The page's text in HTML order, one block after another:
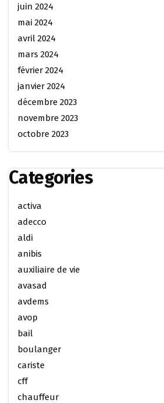
juin 2024
mai 2024
avril 2024
mars 2024
février 2024
janvier 2024
décembre 2023
novembre 2023
octobre 2023
Categories
activa
adecco
aldi
anibis
auxiliaire de vie
avasad
avdems
avop
bail
boulanger
cariste
cff
chauffeur